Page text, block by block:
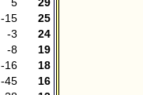
-15
25
-3
24
-8
19
-16
18
-45
16